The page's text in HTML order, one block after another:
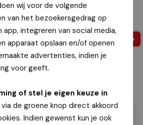
wij voor de volgende
van het bezoekersgedrag op
integreren van social media,
apparaat opslaan en/of openen
advertenties, indien je
voor geeft.
of stel je eigen keuze in
de groene knop direct akkoord
Indien gewenst kun je ook